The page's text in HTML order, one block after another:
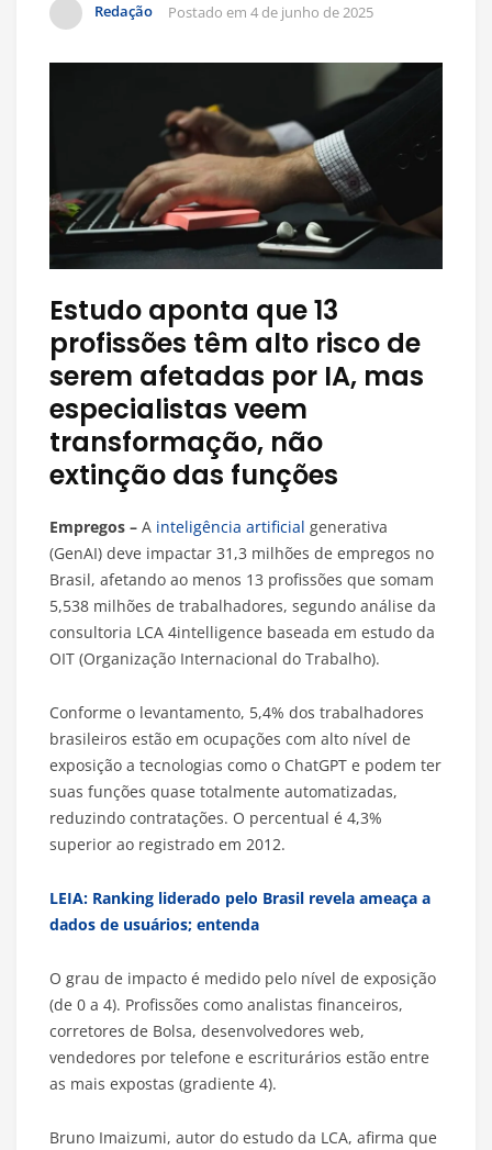
Redação Postado em 4 de junho de 2025
Estudo aponta que 13
profissões têm alto risco de
serem afetadas por IA, mas
especialistas veem
transformação, não
extinção das funções
Empregos – A inteligência artificial generativa
(GenAI) deve impactar 31,3 milhões de empregos no
Brasil, afetando ao menos 13 profissões que somam
5,538 milhões de trabalhadores, segundo análise da
consultoria LCA 4intelligence baseada em estudo da
OIT (Organização Internacional do Trabalho).
Conforme o levantamento, 5,4% dos trabalhadores
brasileiros estão em ocupações com alto nível de
exposição a tecnologias como o ChatGPT e podem ter
suas funções quase totalmente automatizadas,
reduzindo contratações. O percentual é 4,3%
superior ao registrado em 2012.
LEIA: Ranking liderado pelo Brasil revela ameaça a
dados de usuários; entenda
O grau de impacto é medido pelo nível de exposição
(de 0 a 4). Profissões como analistas financeiros,
corretores de Bolsa, desenvolvedores web,
vendedores por telefone e escriturários estão entre
as mais expostas (gradiente 4).
Bruno Imaizumi, autor do estudo da LCA, afirma que